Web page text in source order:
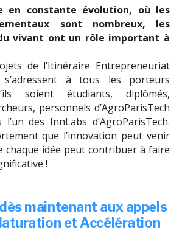
en constante évolution, où les
sont nombreux, les
vivant ont un rôle important à
de l’Itinéraire Entrepreneuriat
s’adressent à tous les porteurs
soient étudiants, diplômés,
personnels d’AgroParisTech
des InnLabs d’AgroParisTech.
que l’innovation peut venir
chaque idée peut contribuer à faire
!
maintenant aux appels
et Accélération